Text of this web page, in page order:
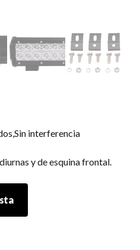
interferencia
y de esquina frontal.